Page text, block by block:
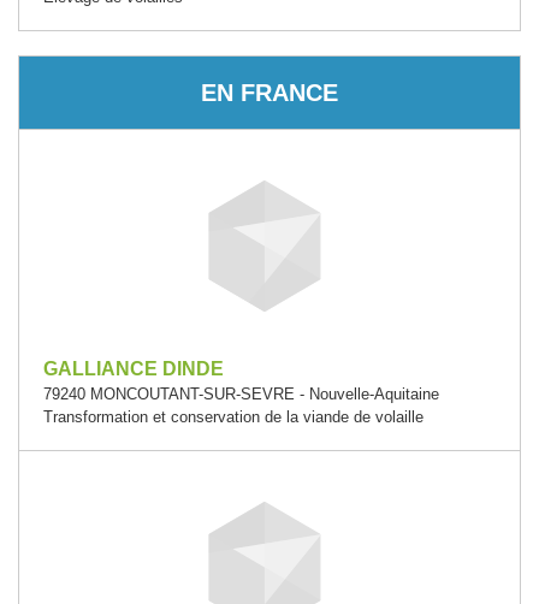
EN FRANCE
GALLIANCE DINDE
79240 MONCOUTANT-SUR-SEVRE - Nouvelle-Aquitaine
Transformation et conservation de la viande de volaille